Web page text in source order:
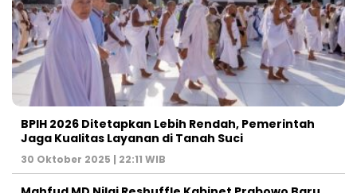
POLITIK
Kasus Kuota Haji Rp1 Triliun, KPK Cegah Eks Menag
Gus Yaqut Bepergian
12 Agustus 2025 | 11:14 WIB
Forum Purnawirawan TNI Kirim Surat Pemakzulan
Gibran Rakabuming, Jokowi: Biasa dalam
Demokrasi